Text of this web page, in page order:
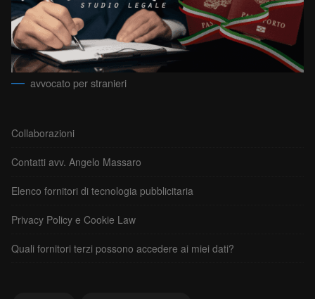
avvocato per stranieri
Collaborazioni
Contatti avv. Angelo Massaro
Elenco fornitori di tecnologia pubblicitaria
Privacy Policy e Cookie Law
Quali fornitori terzi possono accedere ai miei dati?